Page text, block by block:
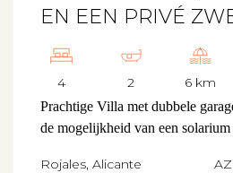
EN EEN PRIVÉ
4 2 6 km
Prachtige Villa met dubbele
de mogelijkheid van een
Rojales, Alicante